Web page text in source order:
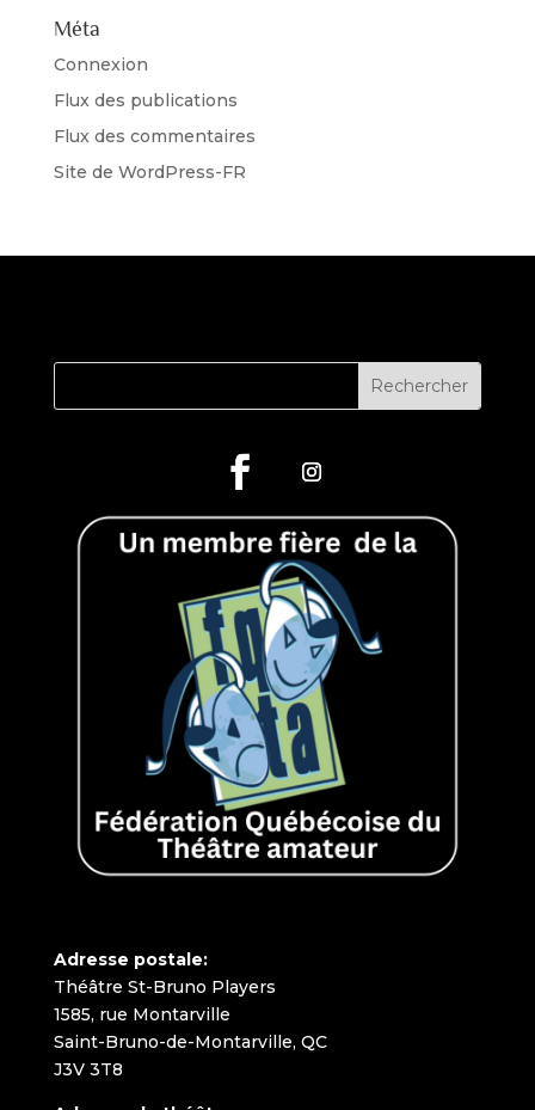
Méta
Connexion
Flux des publications
Flux des commentaires
Site de WordPress-FR
Adresse postale:
Théâtre St-Bruno Players
1585, rue Montarville
Saint-Bruno-de-Montarville, QC
J3V 3T8